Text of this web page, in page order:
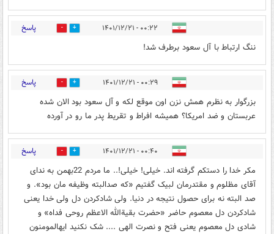
۰۰:۲۲ - ۱۴۰۱/۱۲/۲۱ 7 پاسخ
ننگ ارتباط با آل سعود برطرف شد!
۰۰:۲۹ - ۱۴۰۱/۱۲/۲۱ 9 پاسخ
بزرگوار به نظرم همش نزن اون موقع لکه و آل سعود بود الان شده
عربستان و ضد امریکا؟ همیشه افراط و تقریط پدر ما رو در آورده
۰۰:۴۰ - ۱۴۰۱/۱۲/۲۱ 0 پاسخ
مکر خدا را دستکم گرفته اند. خیلی! خیلی!.. ما مردم 22بهمن به ندای
آقای مظلوم و مقتدرمان لبیک گفتیم «که صدالبته وظیفه مان بود». و
صد البته نه برای حصول نتیجه در دنیا. ولی شادکردن دل ولی خدا یعنی
شادکردن دل معصوم حاضر «حضرت بقیةالله الاعظم روحی فداه» و
شادی دل معصوم یعنی فتح و نصرت الهی .... شک نکنید ایهالمومنون